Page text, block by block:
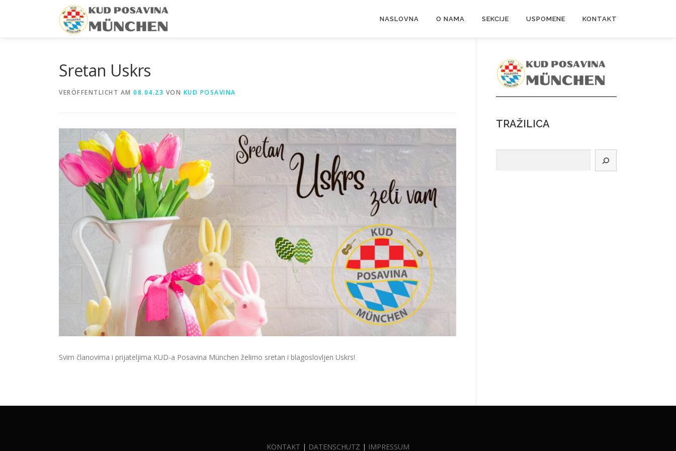
NASLOVNA O NAMA SEKCIJE USPOMENE KONTAKT
Sretan Uskrs
VERÖFFENTLICHT AM 08.04.23 VON KUD POSAVINA
Svim članovima i prijateljima KUD-a Posavina München želimo sretan i blagoslovljen Uskrs!
TRAŽILICA
KONTAKT | DATENSCHUTZ | IMPRESSUM